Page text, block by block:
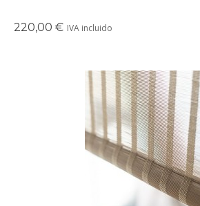
220,00 € IVA incluido
Precioso estor enrollable de fibras